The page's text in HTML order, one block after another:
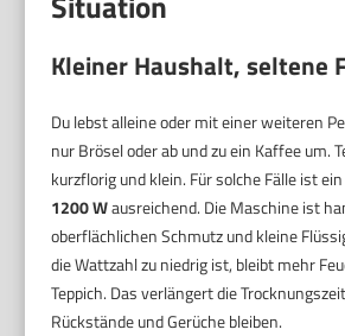
Kleiner Haushalt, seltene
Du lebst alleine oder mit einer weiteren
nur Brösel oder ab und zu ein Kaffee um.
kurzflorig und klein. Für solche Fälle ist
1200 Wausreichend. Die Maschine ist
oberflächlichen Schmutz und kleine
die Wattzahl zu niedrig ist, bleibt mehr
Teppich. Das verlängert die
Rückstände und Gerüche bleiben.